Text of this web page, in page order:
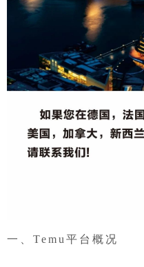
一、Temu平台概况